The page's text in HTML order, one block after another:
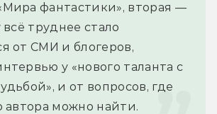
фантастики», вторая —
труднее стало
от СМИ и блогеров,
у «нового таланта с
и от вопросов, где
автора можно найти.